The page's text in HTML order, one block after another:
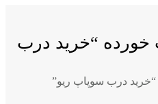
“خرید درب
درب سوپاپ ریو”